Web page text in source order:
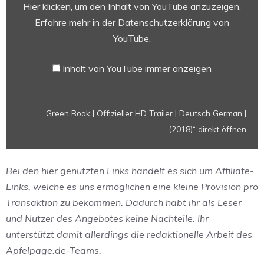
Hier klicken, um den Inhalt von YouTube anzuzeigen.
Erfahre mehr in der Datenschutzerklärung von
YouTube.
Inhalt von YouTube immer anzeigen
„Green Book | Offizieller HD Trailer | Deutsch German |
(2018)“ direkt öffnen
Bei den hier genutzten Links handelt es sich um Affiliate-
Links, welche es uns ermöglichen eine kleine Provision pro
Transaktion zu bekommen. Dadurch habt ihr als Leser
und Nutzer des Angebotes keine Nachteile. Ihr
unterstützt damit allerdings die redaktionelle Arbeit des
Apfelpage.de-Teams.